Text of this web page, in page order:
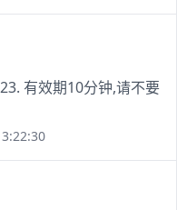
有效期10分钟,请不要